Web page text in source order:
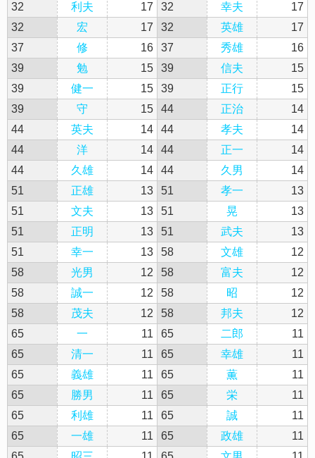
32
利夫 17 32 幸夫
17
32
宏 17 32 英雄
17
37
修 16 37 秀雄
16
39
勉 15 39 信夫
15
39
健一 15 39 正行
15
39
守 15 44 正治
14
44
英夫 14 44 孝夫
14
44
洋 14 44 正一
14
44
久雄 14 44 久男
14
51
正雄 13 51 孝一
13
51
文夫 13 51 晃
13
51
正明 13 51 武夫
13
51
幸一 13 58 文雄
12
58
光男 12 58 富夫
12
58
誠一 12 58 昭
12
58
茂夫 12 58 邦夫
12
65
一 11 65 二郎
11
65
清一 11 65 幸雄
11
65
義雄 11 65 薫
11
65
勝男 11 65 栄
11
65
利雄 11 65 誠
11
65
一雄 11 65 政雄
11